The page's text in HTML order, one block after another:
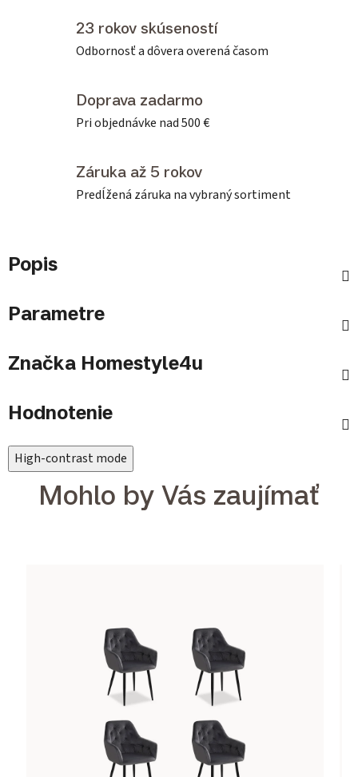
23 rokov skúseností
Odbornosť a dôvera overená časom
Doprava zadarmo
Pri objednávke nad 500 €
Záruka až 5 rokov
Predĺžená záruka na vybraný sortiment
Popis
Parametre
Značka Homestyle4u
Hodnotenie
High-contrast mode
Mohlo by Vás zaujímať